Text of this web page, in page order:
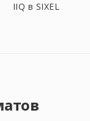
IIQ в SIXEL